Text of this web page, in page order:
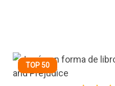
TOP 50